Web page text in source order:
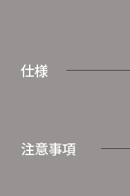
仕様
注意事項